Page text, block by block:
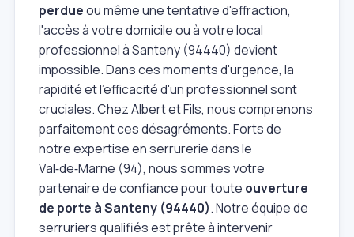
perdueou même une tentative d'effraction,
l'accès à votre domicile ou à votre local
professionnel à Santeny (94440) devient
impossible. Dans ces moments d'urgence, la
rapidité et l'efficacité d'un professionnel sont
cruciales. Chez Albert et Fils, nous comprenons
parfaitement ces désagréments. Forts de
notre expertise en serrurerie dans le
Val‑de‑Marne (94), nous sommes votre
partenaire de confiance pour toute ouverture
de porte à Santeny (94440). Notre équipe de
serruriers qualifiés est prête à intervenir